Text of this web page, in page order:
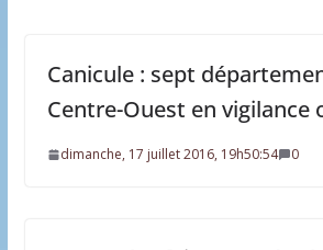
Canicule : sept
Centre-Ouest en vigilance
dimanche, 17 juillet 2016, 19h50:54 0